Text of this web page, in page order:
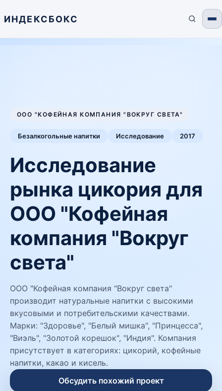
ИНДЕКСБОКС
ООО "КОФЕЙНАЯ КОМПАНИЯ "ВОКРУГ СВЕТА"
Безалкогольные напитки Исследование 2017
Исследование
рынка цикория для
ООО "Кофейная
компания "Вокруг
света"
ООО "Кофейная компания "Вокруг света"
производит натуральные напитки с высокими
вкусовыми и потребительскими качествами.
Марки: "Здоровье", "Белый мишка", "Принцесса",
"Виэль", "Золотой корешок", "Индия". Компания
присутствует в категориях: цикорий, кофейные
напитки, какао и кисель.
Обсудить похожий проект